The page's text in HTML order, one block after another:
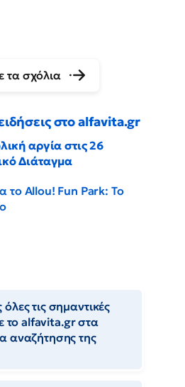
τα σχόλια
στο alfavita.gr
αργία στις 26
Διάταγμα
το Allou! Fun Park: Το
τις σημαντικές
το alfavita.gr στα
αναζήτησης της